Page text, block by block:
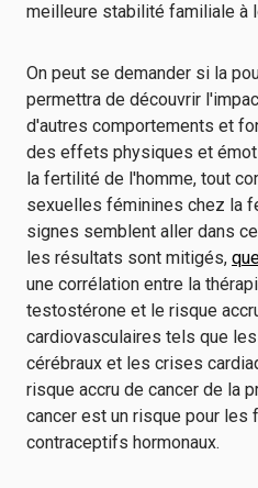
meilleure stabilité familiale à
On peut se demander si la
permettra de découvrir
d'autres comportements et
des effets physiques et
la fertilité de l'homme, tout
sexuelles féminines chez la
signes semblent aller dans
les résultats sont mitigés,
une corrélation entre la
testostérone et le risque
cardiovasculaires tels que
cérébraux et les crises
risque accru de cancer de la
cancer est un risque pour
contraceptifs hormonaux.